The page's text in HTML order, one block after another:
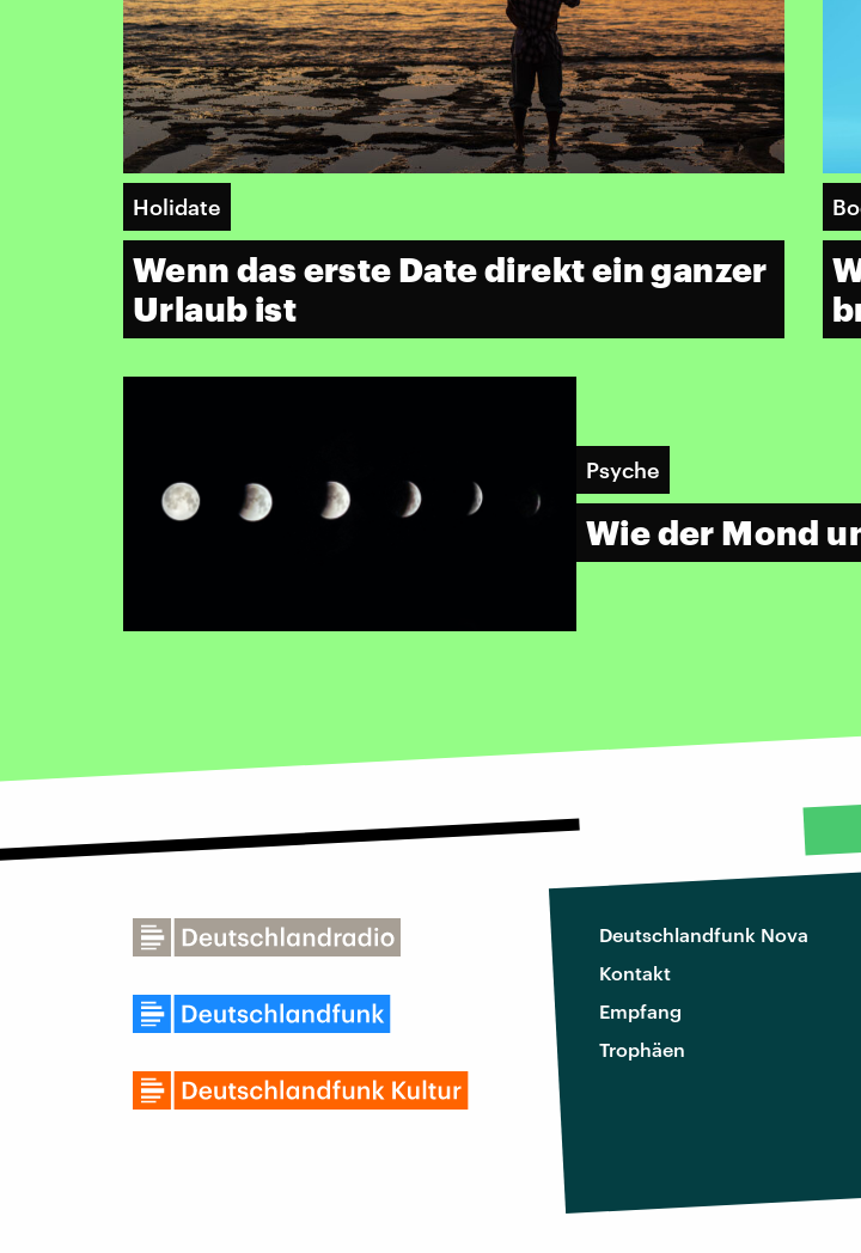
Holidate
Wenn das erste Date direkt ein ganzer
Urlaub ist
Psyche
Wie der Mond
Deutschlandfunk Nova
Kontakt
Empfang
Trophäen